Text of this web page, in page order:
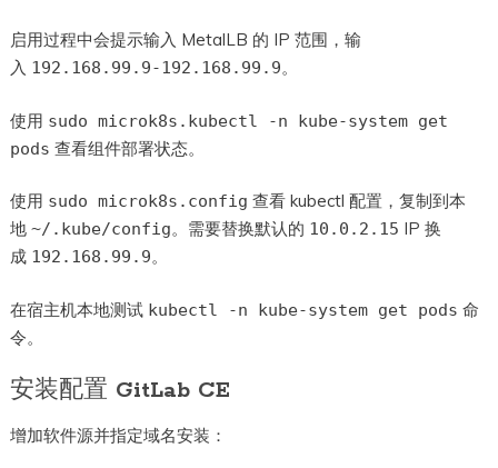
启用过程中会提示输入 MetalLB 的 IP 范围，输
入 192.168.99.9-192.168.99.9。
使用 sudo microk8s.kubectl -n kube-system get
pods 查看组件部署状态。
使用 sudo microk8s.config 查看 kubectl 配置，复制到本
地 ~/.kube/config。需要替换默认的 10.0.2.15 IP 换
成 192.168.99.9。
在宿主机本地测试 kubectl -n kube-system get pods 命
令。
安装配置 GitLab CE
增加软件源并指定域名安装：